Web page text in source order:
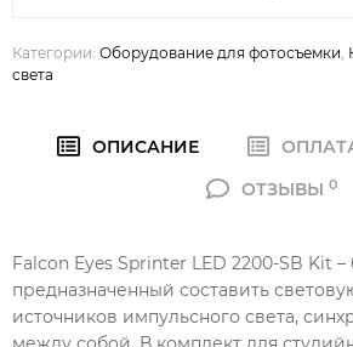
Категории: Оборудование для фотосъемки
света
ОПИСАНИЕ
ОТЗЫВЫ 0
Falcon Eyes Sprinter LED 2200-SB Kit
предназначенный составить
источников импульсного света,